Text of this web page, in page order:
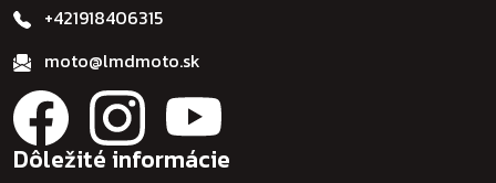
+421918406315
moto@lmdmoto.sk
Dôležité informácie